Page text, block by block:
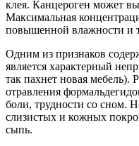
клея. Канцероген может
Максимальная
повышенной влажности и
Одним из признаков
является характерный
так пахнет новая мебель).
отравления
боли, трудности со сном.
слизистых и кожных
сыпь.